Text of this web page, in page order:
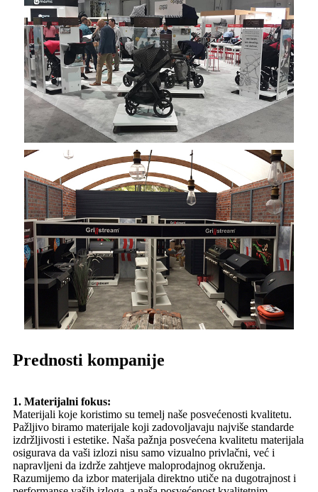
Prednosti kompanije
1. Materijalni fokus:
Materijali koje koristimo su temelj naše posvećenosti kvalitetu.
Pažljivo biramo materijale koji zadovoljavaju najviše standarde
izdržljivosti i estetike. Naša pažnja posvećena kvalitetu materijala
osigurava da vaši izlozi nisu samo vizualno privlačni, već i
napravljeni da izdrže zahtjeve maloprodajnog okruženja.
Razumijemo da izbor materijala direktno utiče na dugotrajnost i